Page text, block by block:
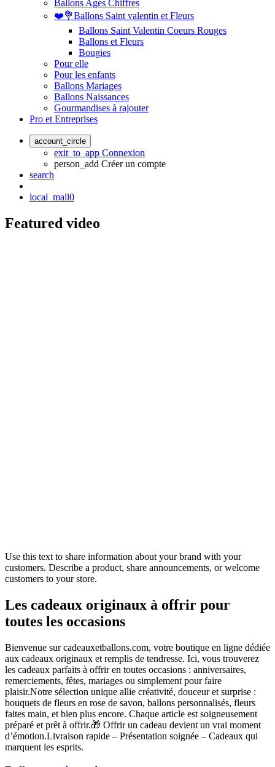
Ballons Ages Chiffres
❤️💐Ballons Saint valentin et Fleurs
Ballons Saint Valentin Coeurs Rouges
Ballons et Fleurs
Bougies
Pour elle
Pour les enfants
Ballons Mariages
Ballons Naissances
Gourmandises à rajouter
Pro et Entreprises
account_circle
exit_to_app Connexion
person_add Créer un compte
search
local_mall0
Featured video
Use this text to share information about your brand with your
customers. Describe a product, share announcements, or welcome
customers to your store.
Les cadeaux originaux à offrir pour
toutes les occasions
Bienvenue sur cadeauxetballons.com, votre boutique en ligne dédiée
aux cadeaux originaux et remplis de tendresse. Ici, vous trouverez
les cadeaux parfaits à offrir en toutes occasions : anniversaires,
remerciements, fêtes, mariages ou simplement pour faire
plaisir.Notre sélection unique allie créativité, douceur et surprise :
bouquets de fleurs en rose de savon, ballons personnalisés, fleurs
faites main, et bien plus encore. Chaque article est soigneusement
préparé et prêt à offrir.🎁 Offrir un cadeau devient un vrai moment
d’émotion.Livraison rapide – Présentation soignée – Cadeaux qui
marquent les esprits.